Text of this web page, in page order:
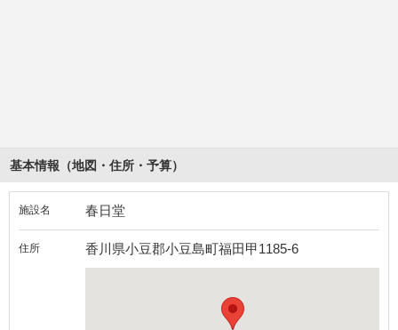
基本情報（地図・住所・予算）
施設名 春日堂
住所 香川県小豆郡小豆島町福田甲1185-6